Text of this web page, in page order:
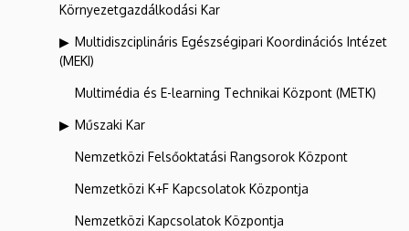
Környezetgazdálkodási Kar
Multidiszciplináris Egészségipari Koordinációs Intézet
(MEKI)
Multimédia és E-learning Technikai Központ (METK)
Műszaki Kar
Nemzetközi Felsőoktatási Rangsorok Központ
Nemzetközi K+F Kapcsolatok Központja
Nemzetközi Kapcsolatok Központja